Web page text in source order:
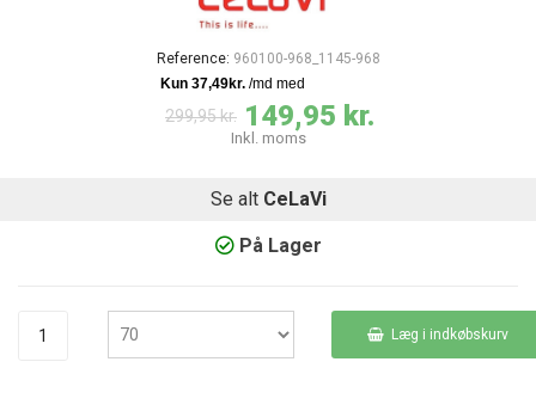
Reference: 960100-968_1145-968
299,95 kr. 149,95 kr.
Inkl. moms
Se alt CeLaVi
På Lager
Læg i indkøbskurv